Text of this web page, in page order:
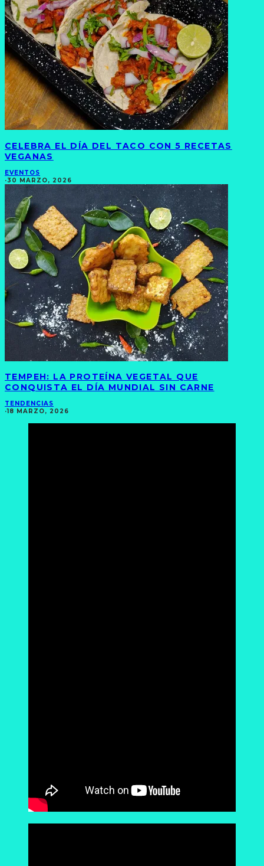
CELEBRA EL DÍA DEL TACO CON 5 RECETAS
VEGANAS
EVENTOS
·30 MARZO, 2026
TEMPEH: LA PROTEÍNA VEGETAL QUE
CONQUISTA EL DÍA MUNDIAL SIN CARNE
TENDENCIAS
·18 MARZO, 2026